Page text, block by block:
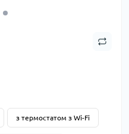
з термостатом з Wi-Fi